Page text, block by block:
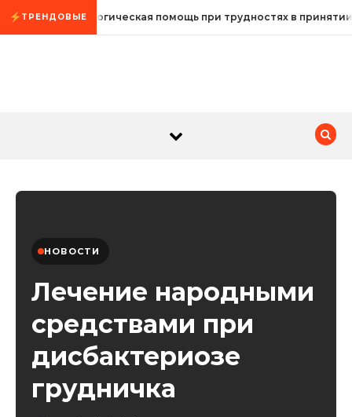
Промотать к содержимому
ТРЕНДОВЫЕ
Психологическая помощь при трудностях в
НОВОСТИ
Лечение народными
средствами при
дисбактериозе
грудничка